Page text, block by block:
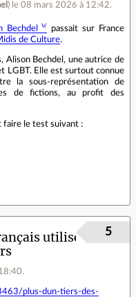
) le 08 mars 2026 à 12:42.
Bechdel
passait sur France
de Culture.
Alison Bechdel, une autrice de
LGBT. Elle est surtout connue
la sous-représentation de
de fictions, au profit des
faire le test suivant :
utilise
.
5
plus-dun-tiers-des-